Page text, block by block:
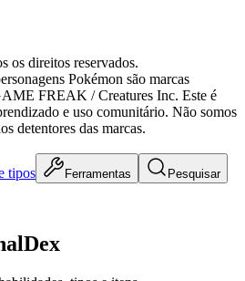
os direitos reservados.
Pokémon são marcas
FREAK / Creatures Inc. Este é
e uso comunitário. Não somos
detentores das marcas.
tipos Ferramentas Pesquisar